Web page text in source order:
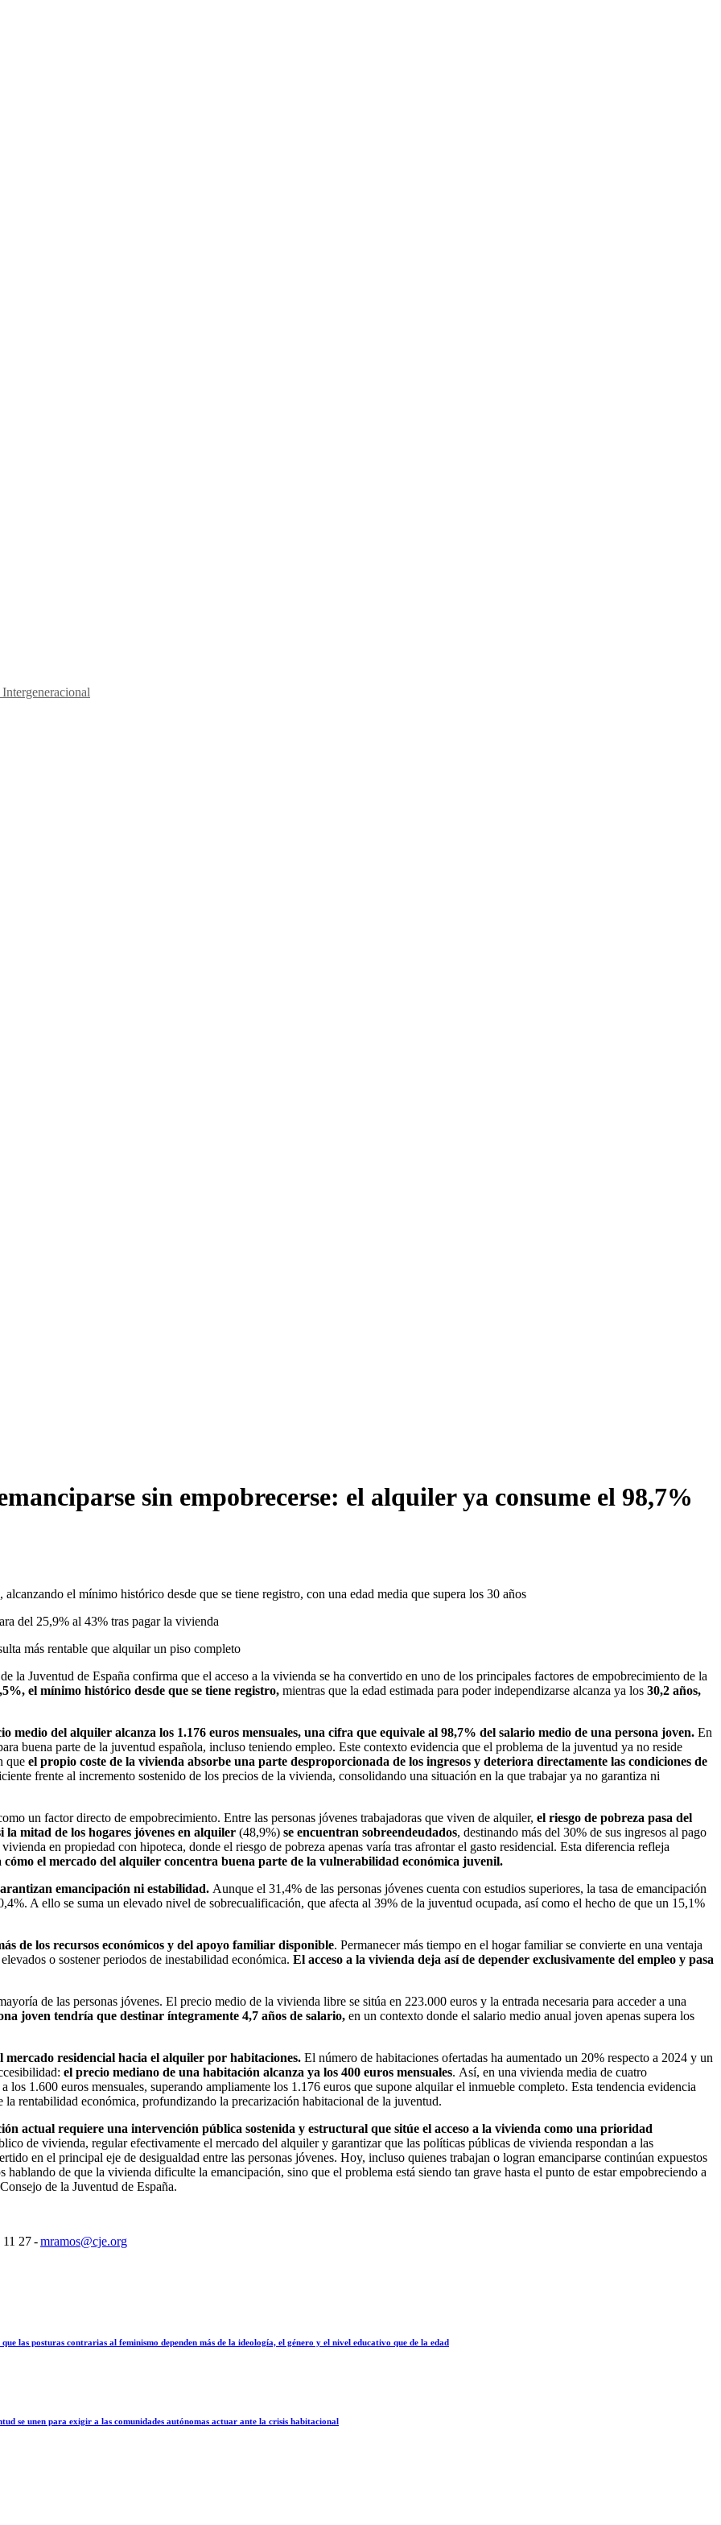
sin empobrecerse: el alquiler ya consume el 98,7%
el mínimo histórico desde que se tiene registro, con una edad media que supera los 30 años
del 25,9% al 43% tras pagar la vivienda
más rentable que alquilar un piso completo
la Juventud de España confirma que el acceso a la vivienda se ha convertido en uno de los principales factores de empobrecimiento de la
el mínimo histórico desde que se tiene registro, mientras que la edad estimada para poder independizarse alcanza ya los 30,2 años,
medio del alquiler alcanza los 1.176 euros mensuales, una cifra que equivale al 98,7% del salario medio de una persona joven. En
buena parte de la juventud española, incluso teniendo empleo. Este contexto evidencia que el problema de la juventud ya no reside
que el propio coste de la vivienda absorbe una parte desproporcionada de los ingresos y deteriora directamente las condiciones de
frente al incremento sostenido de los precios de la vivienda, consolidando una situación en la que trabajar ya no garantiza ni
un factor directo de empobrecimiento. Entre las personas jóvenes trabajadoras que viven de alquiler, el riesgo de pobreza pasa del
la mitad de los hogares jóvenes en alquiler (48,9%) se encuentran sobreendeudados, destinando más del 30% de sus ingresos al pago
en propiedad con hipoteca, donde el riesgo de pobreza apenas varía tras afrontar el gasto residencial. Esta diferencia refleja
cómo el mercado del alquiler concentra buena parte de la vulnerabilidad económica juvenil.
emancipación ni estabilidad. Aunque el 31,4% de las personas jóvenes cuenta con estudios superiores, la tasa de emancipación
A ello se suma un elevado nivel de sobrecualificación, que afecta al 39% de la juventud ocupada, así como el hecho de que un 15,1%
de los recursos económicos y del apoyo familiar disponible. Permanecer más tiempo en el hogar familiar se convierte en una ventaja
o sostener periodos de inestabilidad económica. El acceso a la vivienda deja así de depender exclusivamente del empleo y pasa
de las personas jóvenes. El precio medio de la vivienda libre se sitúa en 223.000 euros y la entrada necesaria para acceder a una
joven tendría que destinar íntegramente 4,7 años de salario, en un contexto donde el salario medio anual joven apenas supera los
residencial hacia el alquiler por habitaciones. El número de habitaciones ofertadas ha aumentado un 20% respecto a 2024 y un
el precio mediano de una habitación alcanza ya los 400 euros mensuales. Así, en una vivienda media de cuatro
los 1.600 euros mensuales, superando ampliamente los 1.176 euros que supone alquilar el inmueble completo. Esta tendencia evidencia
rentabilidad económica, profundizando la precarización habitacional de la juventud.
actual requiere una intervención pública sostenida y estructural que sitúe el acceso a la vivienda como una prioridad
de vivienda, regular efectivamente el mercado del alquiler y garantizar que las políticas públicas de vivienda respondan a las
en el principal eje de desigualdad entre las personas jóvenes. Hoy, incluso quienes trabajan o logran emanciparse continúan expuestos
hablando de que la vivienda dificulte la emancipación, sino que el problema está siendo tan grave hasta el punto de estar empobreciendo a
de la Juventud de España.
27 -mramos@cje.org
las posturas contrarias al feminismo dependen más de la ideología, el género y el nivel educativo que de la edad
se unen para exigir a las comunidades autónomas actuar ante la crisis habitacional